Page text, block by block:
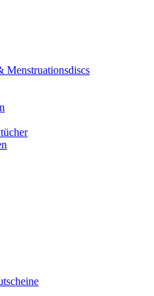
Menstruationsdiscs